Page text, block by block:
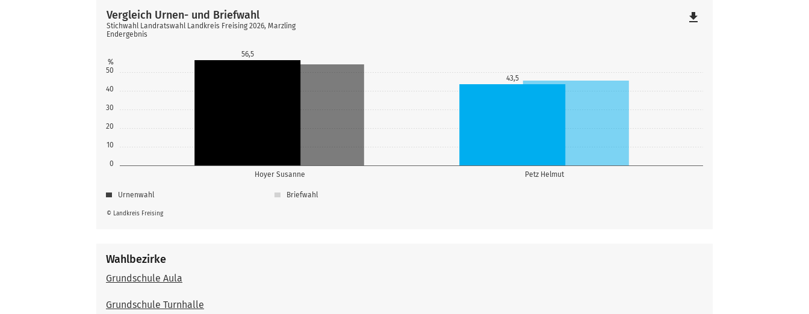
0
10
20
30
40
50
%
Hoyer Susanne Petz Helmut
56,5
43,5
© Landkreis Freising
Vergleich Urnen- und Briefwahl
Stichwahl Landratswahl Landkreis Freising 2026, Marzling
Endergebnis
Urnenwahl Briefwahl
file_download
Wahlbezirke
Grundschule Aula
Grundschule Turnhalle